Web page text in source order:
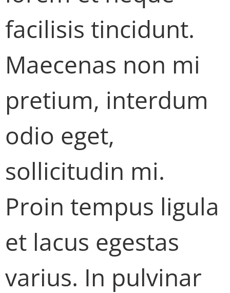
facilisis tincidunt.
Maecenas non mi
pretium, interdum
odio eget,
sollicitudin mi.
Proin tempus ligula
et lacus egestas
varius. In pulvinar